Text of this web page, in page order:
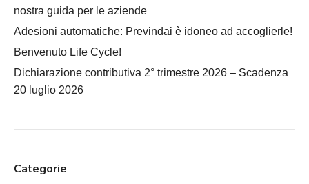
nostra guida per le aziende
Adesioni automatiche: Previndai è idoneo ad accoglierle!
Benvenuto Life Cycle!
Dichiarazione contributiva 2° trimestre 2026 – Scadenza
20 luglio 2026
Categorie